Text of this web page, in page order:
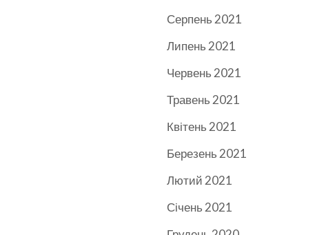
Серпень 2021
Липень 2021
Червень 2021
Травень 2021
Квітень 2021
Березень 2021
Лютий 2021
Січень 2021